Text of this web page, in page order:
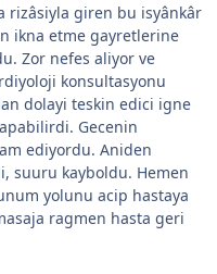
rizâsiyla giren bu isyânkâr
ikna etme gayretlerine
Zor nefes aliyor ve
konsultasyonu
dolayi teskin edici igne
Gecenin
ediyordu. Aniden
suuru kayboldu. Hemen
yolunu acip hastaya
ragmen hasta geri